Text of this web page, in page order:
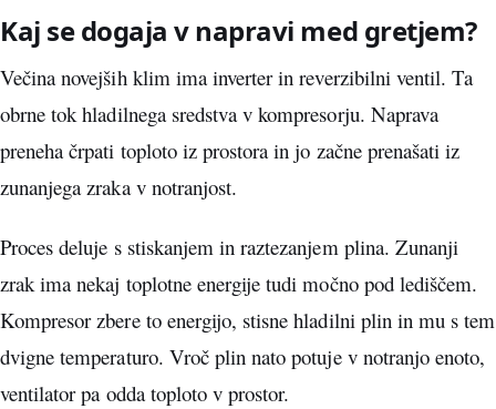
Kaj se dogaja v napravi med gretjem?
Večina novejših klim ima inverter in reverzibilni ventil. Ta
obrne tok hladilnega sredstva v kompresorju. Naprava
preneha črpati toploto iz prostora in jo začne prenašati iz
zunanjega zraka v notranjost.
Proces deluje s stiskanjem in raztezanjem plina. Zunanji
zrak ima nekaj toplotne energije tudi močno pod lediščem.
Kompresor zbere to energijo, stisne hladilni plin in mu s tem
dvigne temperaturo. Vroč plin nato potuje v notranjo enoto,
ventilator pa odda toploto v prostor.